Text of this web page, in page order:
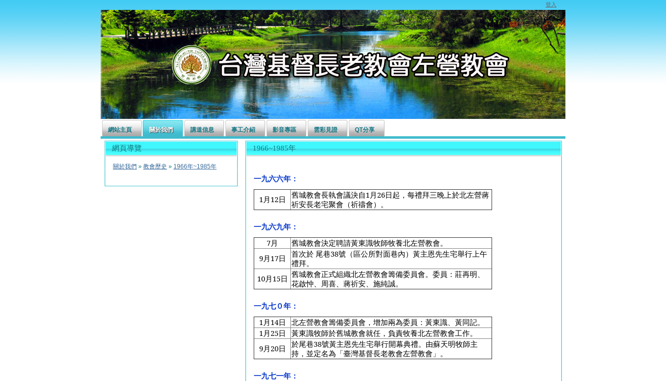
登入
左營長老教會
網站主頁 關於我們 講道信息 事工介紹 影音專區 雲彩見證 QT分享
網頁導覽
關於我們 » 教會歷史 » 1966年~1985年
1966~1985年
一九六六年：
1月12日
舊城教會長執會議決自1月26日起，每禮拜三晚上於北左營蔣
祈安長老宅聚會（祈禱會）。
一九六九年：
7月
舊城教會決定聘請黃東識牧師牧養北左營教會。
9月17日
首次於 尾巷38號（區公所對面巷內）黃主恩先生宅舉行上午
禮拜。
10月15日 舊城教會正式組織北左營教會籌備委員會。委員：莊再明、
花啟忡、周喜、蔣祈安、施純誠。
一九七０年：
1月14日
北左營教會籌備委員會，增加兩為委員：黃東識、黃同記。
1月25日
黃東識牧師於舊城教會就任，負責牧養北左營教會工作。
9月20日
於尾巷38號黃主恩先生宅舉行開幕典禮。由蘇天明牧師主
持，並定名為「臺灣基督長老教會左營教會」。
一九七一年：